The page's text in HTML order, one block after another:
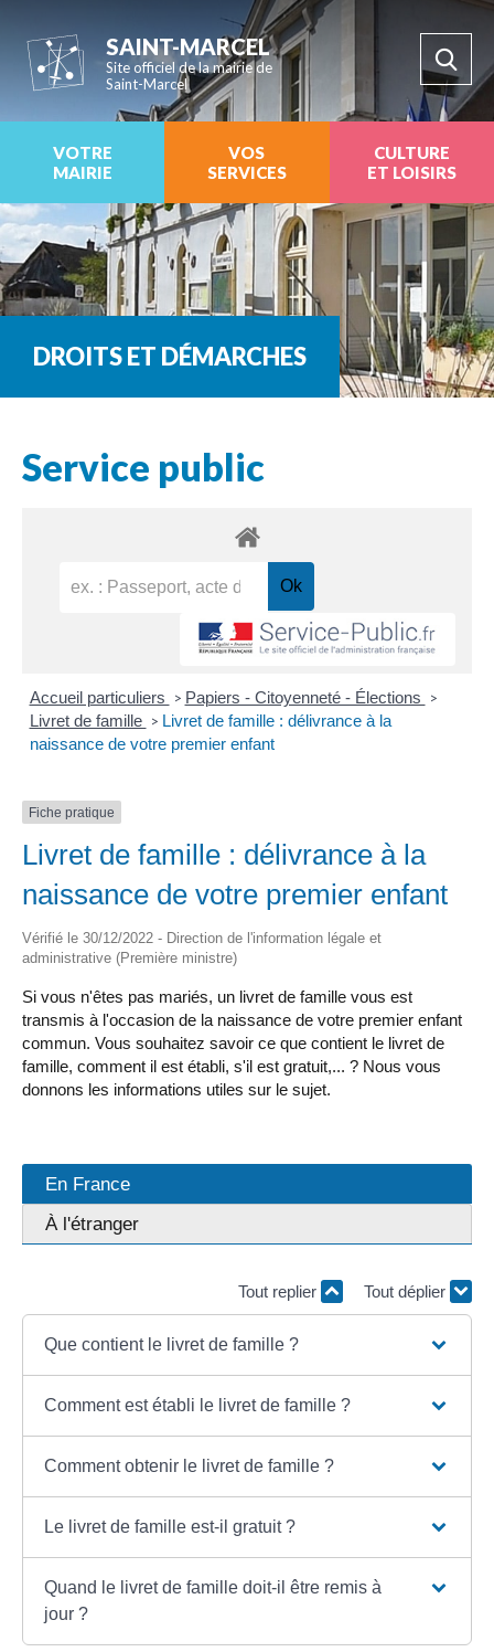
SAINT-MARCEL
Site officiel de la mairie de
Saint-Marcel
VOTRE
MAIRIE
VOS
SERVICES
CULTURE
ET LOISIRS
DROITS ET DÉMARCHES
Service public
Accueil particuliers > Papiers - Citoyenneté - Élections >
Livret de famille > Livret de famille : délivrance à la
naissance de votre premier enfant
Fiche pratique
Livret de famille : délivrance à la
naissance de votre premier enfant
Vérifié le 30/12/2022 - Direction de l'information légale et
administrative (Première ministre)
Si vous n'êtes pas mariés, un livret de famille vous est
transmis à l'occasion de la naissance de votre premier enfant
commun. Vous souhaitez savoir ce que contient le livret de
famille, comment il est établi, s'il est gratuit,... ? Nous vous
donnons les informations utiles sur le sujet.
En France
À l'étranger
Tout replier Tout déplier
Que contient le livret de famille ?
Comment est établi le livret de famille ?
Comment obtenir le livret de famille ?
Le livret de famille est-il gratuit ?
Quand le livret de famille doit-il être remis à
jour ?